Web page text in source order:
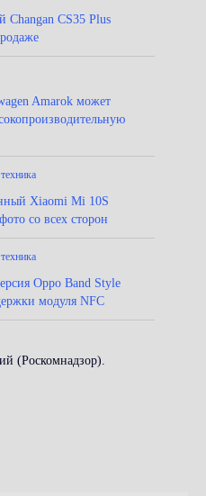
Changan CS35 Plus
Amarok может
Xiaomi Mi 10S
со всех сторон
Oppo Band Style
модуля NFC
(Роскомнадзор).